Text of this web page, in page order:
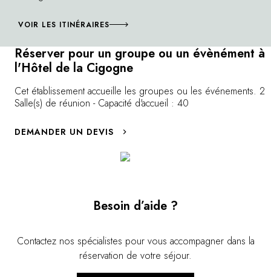
Besoin d’aide ?
Contactez nos spécialistes pour vous accompagner dans la
réservation de votre séjour.
VOIR LES ITINÉRAIRES
Réserver pour un groupe ou un évènément à
l'Hôtel de la Cigogne
Cet établissement accueille les groupes ou les événements. 2
Salle(s) de réunion - Capacité d'accueil : 40
DEMANDER UN DEVIS
une balade dans l'un des somptueux parcs